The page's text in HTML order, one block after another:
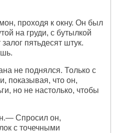
проходя к окну. Он был
на груди, с бутылкой
пятьдесят штук.
не поднялся. Только с
показывая, что он,
но не настолько, чтобы
Спросил он,
с точечными